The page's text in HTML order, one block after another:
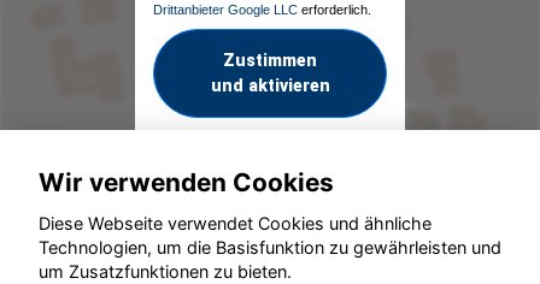
Drittanbieter Google LLC erforderlich.
Zustimmen
und aktivieren
© konjunkturmotor.de GmbH 2020 - 2026
Wir verwenden Cookies
Diese Webseite verwendet Cookies und ähnliche
Technologien, um die Basisfunktion zu gewährleisten und
um Zusatzfunktionen zu bieten.